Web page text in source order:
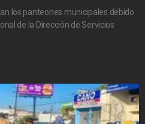
los panteones municipales debido
de la Dirección de Servicios